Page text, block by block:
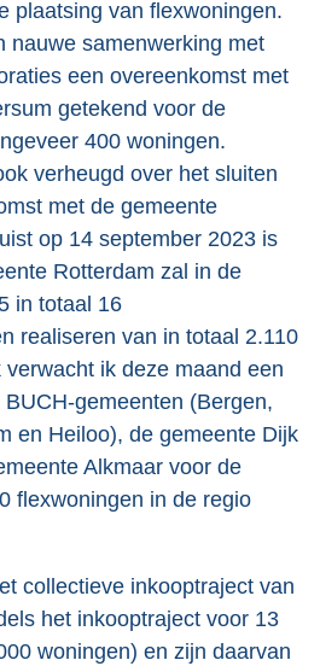
plaatsing van flexwoningen.
nauwe samenwerking met
een overeenkomst met
getekend voor de
400 woningen.
verheugd over het sluiten
met de gemeente
op 14 september 2023 is
Rotterdam zal in de
in totaal 16
realiseren van in totaal 2.110
ik deze maand een
gemeenten (Bergen,
en Heiloo), de gemeente Dijk
Alkmaar voor de
flexwoningen in de regio
collectieve inkooptraject van
het inkooptraject voor 13
woningen) en zijn daarvan